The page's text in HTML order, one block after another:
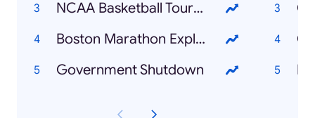
NCAA Basketball Tournament
Boston Marathon Explosion
Government Shutdown